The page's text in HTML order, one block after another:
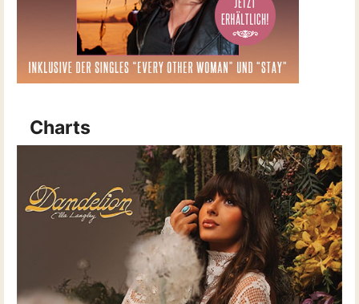
Charts